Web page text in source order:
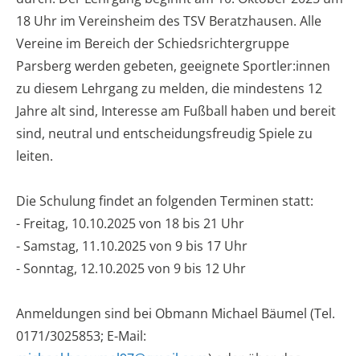
18 Uhr im Vereinsheim des TSV Beratzhausen. Alle
Vereine im Bereich der Schiedsrichtergruppe
Parsberg werden gebeten, geeignete Sportler:innen
zu diesem Lehrgang zu melden, die mindestens 12
Jahre alt sind, Interesse am Fußball haben und bereit
sind, neutral und entscheidungsfreudig Spiele zu
leiten.
Die Schulung findet an folgenden Terminen statt:
- Freitag, 10.10.2025 von 18 bis 21 Uhr
- Samstag, 11.10.2025 von 9 bis 17 Uhr
- Sonntag, 12.10.2025 von 9 bis 12 Uhr
Anmeldungen sind bei Obmann Michael Bäumel (Tel.
0171/3025853; E-Mail: